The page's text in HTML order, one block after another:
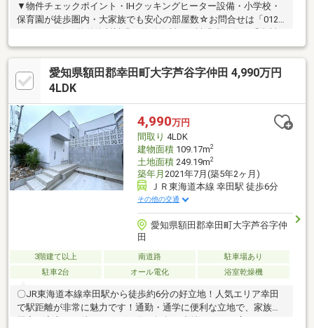
▼物件チェックポイント・IHクッキングヒーター設備・小学校・
保育園が徒歩圏内・大家族でも安心の部屋数☆お問合せは「0120-
請求」ボタンからお願いします。↓ネット予約の詳細は「イベント
情報」欄にてご確認ください↓＼ご相談承っております／住宅ロー
ンのご相談・借入がある方・自営業の方・転職歴のある方・他に
借入がある方「自己資金はないけど…」「今の収入でいくら借り
お気軽にご相談下さい！
愛知県額田郡幸田町大字芦谷字仲田 4,990万円
4LDK
4,990万円
間取り 4LDK
建物面積109.17m2
土地面積249.19m2
築年月 2021年7月(築5年2ヶ月)
ＪＲ東海道本線 幸田駅 徒歩6分
その他の交通
愛知県額田郡幸田町大字芦谷字仲
田
3階建て以上 南道路
駐車場あり
駐車2台
オール電化 浴室乾燥機
〇JR東海道本線幸田駅から徒歩約6分の好立地！人気エリア幸田
で駅距離が非常に魅力です！通勤・通学に便利な立地で、家族の